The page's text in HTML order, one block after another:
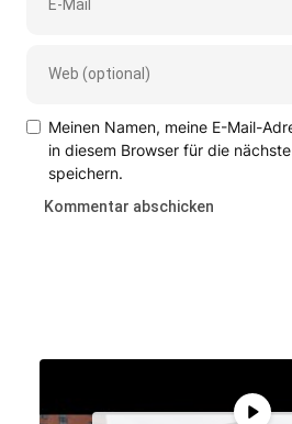
Meinen Namen, meine E-Mail-
in diesem Browser für die
speichern.